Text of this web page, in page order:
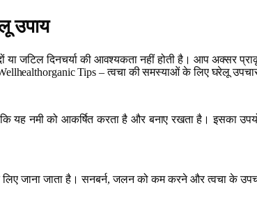
उपाय
या जटिल दिनचर्या की आवश्यकता नहीं होती है। आप
Tips – त्वचा की समस्याओं के लिए घरेलू
यह नमी को आकर्षित करता है और बनाए रखता है। इसका
जाना जाता है। सनबर्न, जलन को कम करने और त्वचा के